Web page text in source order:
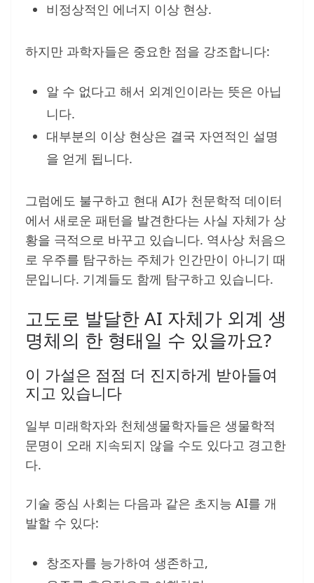
비정상적인 에너지 이상 현상.
하지만 과학자들은 중요한 점을 강조합니다:
알 수 없다고 해서 외계인이라는 뜻은 아닙
니다.
대부분의 이상 현상은 결국 자연적인 설명
을 얻게 됩니다.
그럼에도 불구하고 현대 AI가 천문학적 데이터
에서 새로운 패턴을 발견한다는 사실 자체가 상
황을 극적으로 바꾸고 있습니다. 역사상 처음으
로 우주를 탐구하는 주체가 인간만이 아니기 때
문입니다. 기계들도 함께 탐구하고 있습니다.
고도로 발달한 AI 자체가 외계 생
명체의 한 형태일 수 있을까요?
이 가설은 점점 더 진지하게 받아들여
지고 있습니다
일부 미래학자와 천체생물학자들은 생물학적
문명이 오래 지속되지 않을 수도 있다고 경고한
다.
기술 중심 사회는 다음과 같은 초지능 AI를 개
발할 수 있다:
창조자를 능가하여 생존하고,